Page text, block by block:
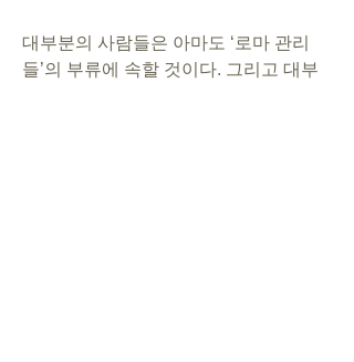
대부분의 사람들은 아마도 ‘로마 관리
들’의 부류에 속할 것이다. 그리고 대부